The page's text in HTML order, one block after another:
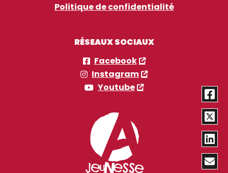
Politique de confidentialité
RÉSEAUX SOCIAUX
Facebook
Instagram
Youtube